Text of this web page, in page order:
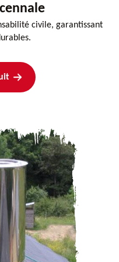
civile, garantissant